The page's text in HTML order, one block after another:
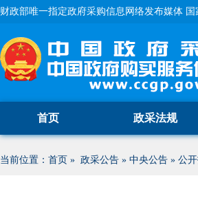
财政部唯一指定政府采购信息网络发布媒体
首页 政采法规
当前位置： 首页 » 政采公告 » 中央公告 » 公